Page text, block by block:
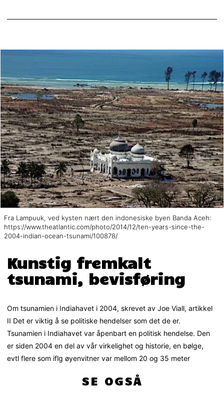
Fra Lampuuk, ved kysten nært den indonesiske byen Banda Aceh:
https://www.theatlantic.com/photo/2014/12/ten-years-since-the-
2004-indian-ocean-tsunami/100878/
Kunstig fremkalt
tsunami, bevisføring
Om tsunamien i Indiahavet i 2004, skrevet av Joe Viall, artikkel
II Det er viktig å se politiske hendelser som det de er.
Tsunamien i Indiahavet var åpenbart en politisk hendelse. Den
er siden 2004 en del av vår virkelighet og historie, en bølge,
evtl flere som iflg øyenvitner var mellom 20 og 35 meter
SE OGSÅ